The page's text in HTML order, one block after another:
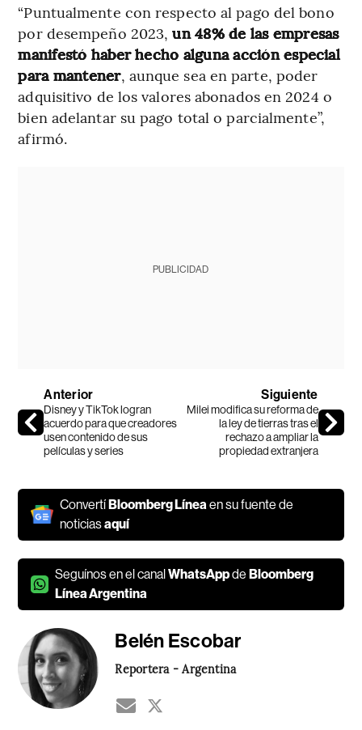
“Puntualmente con respecto al pago del bono
por desempeño 2023,un 48% de las empresas
manifestó haber hecho alguna acción especial
para mantener, aunque sea en parte, poder
adquisitivo de los valores abonados en 2024 o
bien adelantar su pago total o parcialmente”,
afirmó.
PUBLICIDAD
Anterior
Disney y TikTok logran
acuerdo para que creadores
usen contenido de sus
películas y series
Siguiente
Milei modifica su reforma de
la ley de tierras tras el
rechazo a ampliar la
propiedad extranjera
ConvertíBloomberg Línea en su fuente de
noticiasaquí
Seguínos en el canalWhatsAppdeBloomberg
Línea Argentina
Belén Escobar
Reportera - Argentina